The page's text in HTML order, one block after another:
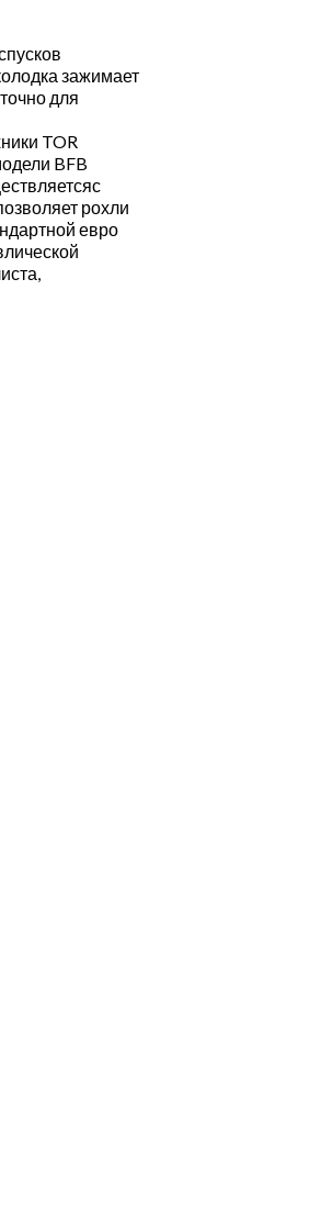
зажимает
для
TOR
BFB
рохли
евро